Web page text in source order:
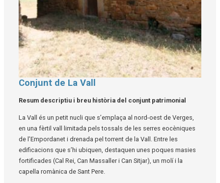
Diapositiva 1 de 1
Conjunt de La Vall
Resum descriptiu i breu història del conjunt patrimonial
La Vall és un petit nucli que s’emplaça al nord-oest de Verges,
en una fèrtil vall limitada pels tossals de les serres eocèniques
de l’Empordanet i drenada pel torrent de la Vall. Entre les
edificacions que s’hi ubiquen, destaquen unes poques masies
fortificades (Cal Rei, Can Massaller i Can Sitjar), un molí i la
capella romànica de Sant Pere.